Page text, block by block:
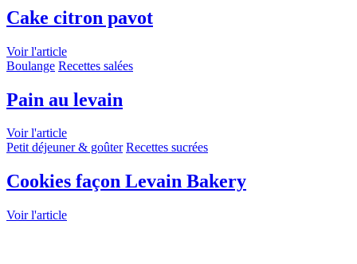
Cake citron pavot
Voir l'article
Boulange Recettes salées
Pain au levain
Voir l'article
Petit déjeuner & goûter Recettes sucrées
Cookies façon Levain Bakery
Voir l'article